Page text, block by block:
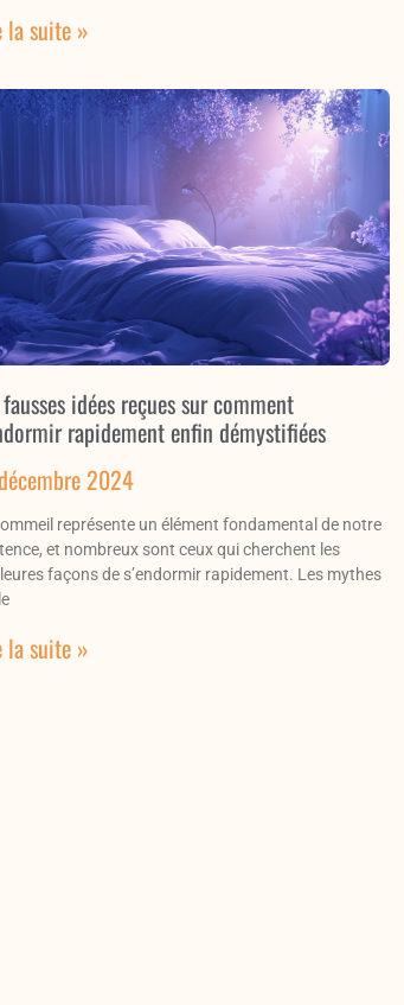
la suite »
idées reçues sur comment
rapidement enfin démystifiées
2024
représente un élément fondamental de notre
et nombreux sont ceux qui cherchent les
façons de s’endormir rapidement. Les mythes
la suite »